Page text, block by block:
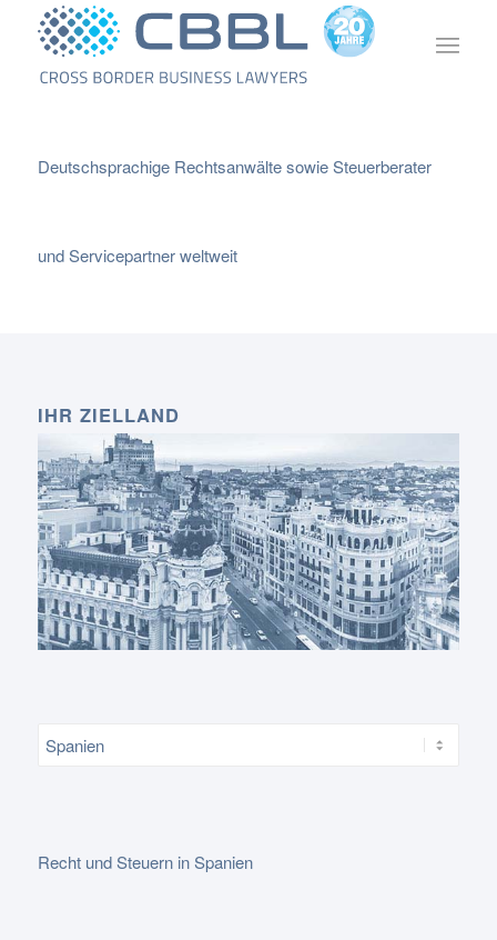
Deutschsprachige Rechtsanwälte sowie Steuerberater
und Servicepartner weltweit
IHR ZIELLAND
Recht und Steuern in Spanien